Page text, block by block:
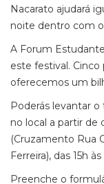
Nacarato ajudará
noite dentro com
A Forum
este festival. Cinco
oferecemos um
Poderás levantar
no local a partir de
(Cruzamento Rua
Ferreira), das 15h às
Preenche o